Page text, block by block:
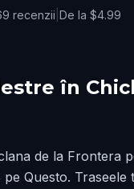
recenzii De la $4.99
în
de la Frontera
pe Questo. Traseele